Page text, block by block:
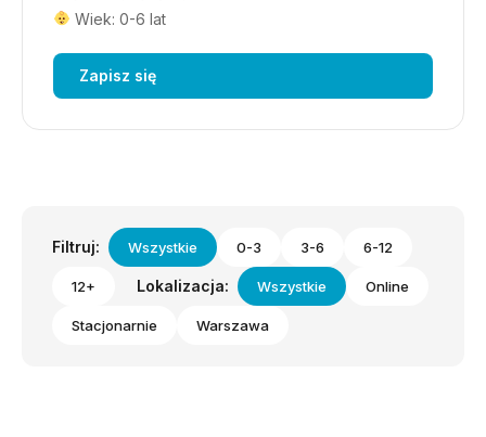
Wiek: 0-6 lat
Zapisz się
Filtruj: Wszystkie 0-3 3-6 6-12
12+ Lokalizacja: Wszystkie Online
Stacjonarnie Warszawa